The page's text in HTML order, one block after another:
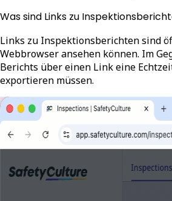
Was sind Links zu
Links zu Inspektionsberichten sind
Webbrowser ansehen können. Im
Berichts über einen Link eine
exportieren müssen.